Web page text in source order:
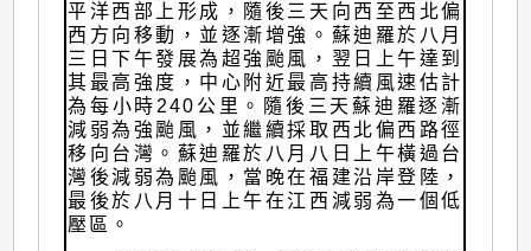
平洋西部上形成，隨後三天向西至西北偏
西方向移動，並逐漸增強。蘇迪羅於八月
三日下午發展為超強颱風，翌日上午達到
其最高強度，中心附近最高持續風速估計
為每小時240公里。隨後三天蘇迪羅逐漸
減弱為強颱風，並繼續採取西北偏西路徑
移向台灣。蘇迪羅於八月八日上午橫過台
灣後減弱為颱風，當晚在福建沿岸登陸，
最後於八月十日上午在江西減弱為一個低
壓區。